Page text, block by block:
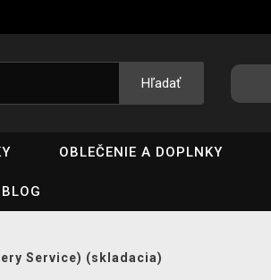
Hľadať
OBLEČENIE A DOPLNKY
BLOG
Service) (skladacia)